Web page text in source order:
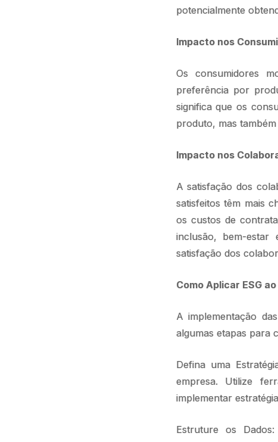
potencialmente
Impacto nos
Os consumidores
preferência por
significa que os
produto, mas
Impacto nos
A satisfação dos
satisfeitos têm mais
os custos de
inclusão, bem-estar
satisfação dos
Como Aplicar ESG
A implementação
algumas etapas para
Defina uma
empresa. Utilize
implementar
Estruture os